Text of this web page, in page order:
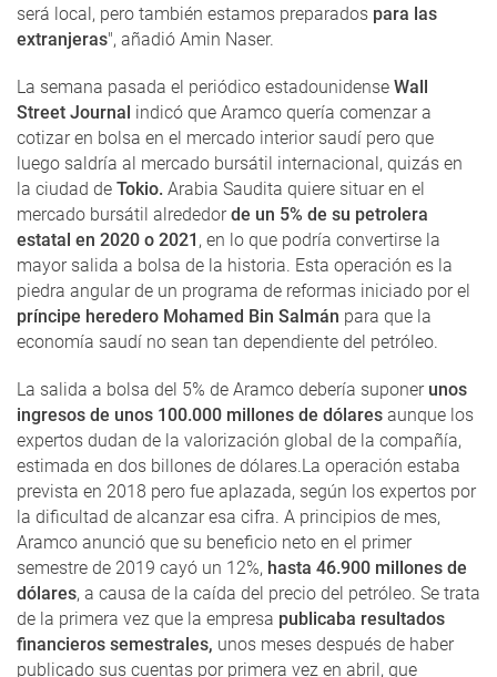
será local, pero también estamos preparados para las
extranjeras", añadió Amin Naser.
La semana pasada el periódico estadounidense Wall
Street Journal indicó que Aramco quería comenzar a
cotizar en bolsa en el mercado interior saudí pero que
luego saldría al mercado bursátil internacional, quizás en
la ciudad de Tokio. Arabia Saudita quiere situar en el
mercado bursátil alrededorde un 5% de su petrolera
estatal en 2020 o 2021 , en lo que podría convertirse la
mayor salida a bolsa de la historia. Esta operación es la
piedra angular de un programa de reformas iniciado por el
príncipe heredero Mohamed Bin Salmán para que la
economía saudí no sean tan dependiente del petróleo.
La salida a bolsa del 5% de Aramco debería suponer unos
ingresos de unos 100.000 millones de dólares aunque los
expertos dudan de la valorización global de la compañía,
estimada en dos billones de dólares.La operación estaba
prevista en 2018 pero fue aplazada, según los expertos por
la dificultad de alcanzar esa cifra. A principios de mes,
Aramco anunció que su beneficio neto en el primer
semestre de 2019 cayó un 12%, hasta 46.900 millones de
dólares, a causa de la caída del precio del petróleo. Se trata
de la primera vez que la empresa publicaba resultados
financieros semestrales, unos meses después de haber
publicado sus cuentas por primera vez en abril, que